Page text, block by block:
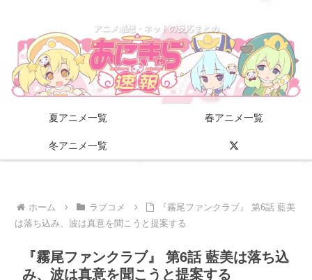
アニメ感想・ネットの反応まとめ
夏アニメ一覧 春アニメ一覧
冬アニメ一覧
ホーム ラブコメ
『霧尾ファンクラブ』 第6話 藍美
は落ち込み、波は真意を聞こうと提案する
『霧尾ファンクラブ』 第6話 藍美は落ち込
み、波は真意を聞こうと提案する